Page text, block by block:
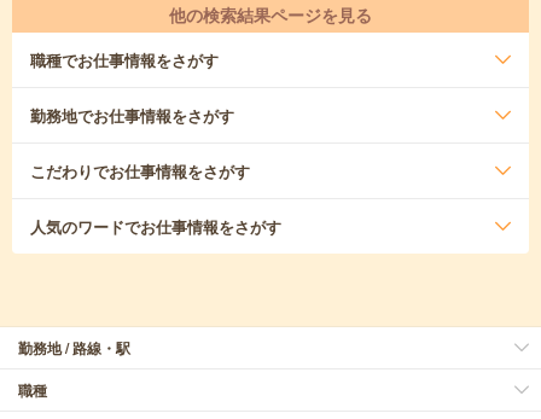
他の検索結果ページを見る
職種でお仕事情報をさがす
勤務地でお仕事情報をさがす
こだわりでお仕事情報をさがす
人気のワードでお仕事情報をさがす
勤務地 / 路線・駅
職種